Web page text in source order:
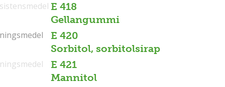
E 418
Gellangummi
E 420
Sorbitol, sorbitolsirap
E 421
Mannitol